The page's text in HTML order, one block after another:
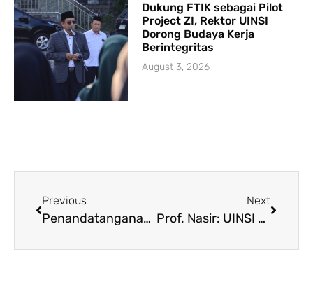
Dukung FTIK sebagai Pilot
Project ZI, Rektor UINSI
Dorong Budaya Kerja
Berintegritas
August 3, 2026
Previous
Penandatanganan PKS antara FUAD UINSI Samarinda dan Fakultas Ushuluddin UIN Sunan Kalijaga Yogyakarta
Next
Prof. Nasir: UINSI Bukan Hanya Cetak Sarjana, Tapi Lulusan Siap Kerja dan Berkarir